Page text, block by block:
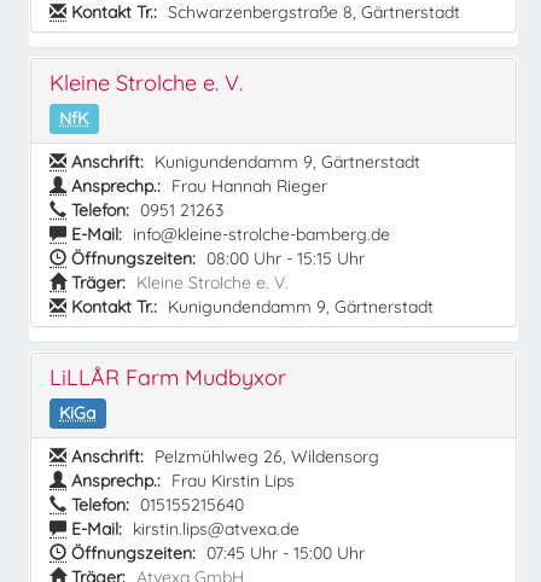
Kontakt Tr.: Schwarzenbergstraße 8, Gärtnerstadt
Kleine Strolche e. V.
NfK
Anschrift: Kunigundendamm 9, Gärtnerstadt
Ansprechp.: Frau Hannah Rieger
Telefon: 0951 21263
E-Mail: info@kleine-strolche-bamberg.de
Öffnungszeiten: 08:00 Uhr - 15:15 Uhr
Träger: Kleine Strolche e. V.
Kontakt Tr.: Kunigundendamm 9, Gärtnerstadt
LiLLÅR Farm Mudbyxor
KiGa
Anschrift: Pelzmühlweg 26, Wildensorg
Ansprechp.: Frau Kirstin Lips
Telefon: 015155215640
E-Mail: kirstin.lips@atvexa.de
Öffnungszeiten: 07:45 Uhr - 15:00 Uhr
Träger: Atvexa GmbH